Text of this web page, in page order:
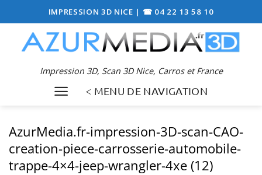
au
contenu
IMPRESSION 3D NICE | ☎ 04 22 13 58 10
Impression 3D, Scan 3D Nice, Carros et France
< MENU DE NAVIGATION
AzurMedia.fr-impression-3D-scan-CAO-
creation-piece-carrosserie-automobile-
trappe-4×4-jeep-wrangler-4xe (12)